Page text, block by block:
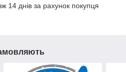
14 днів за рахунок покупця